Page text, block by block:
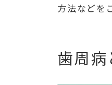
方法などを
歯周病